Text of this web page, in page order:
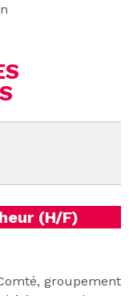
(H/F)
groupement